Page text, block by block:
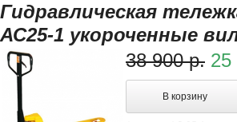
Гидравлическая
АС25-1 укороченные
38 900 р. 25
В корзину